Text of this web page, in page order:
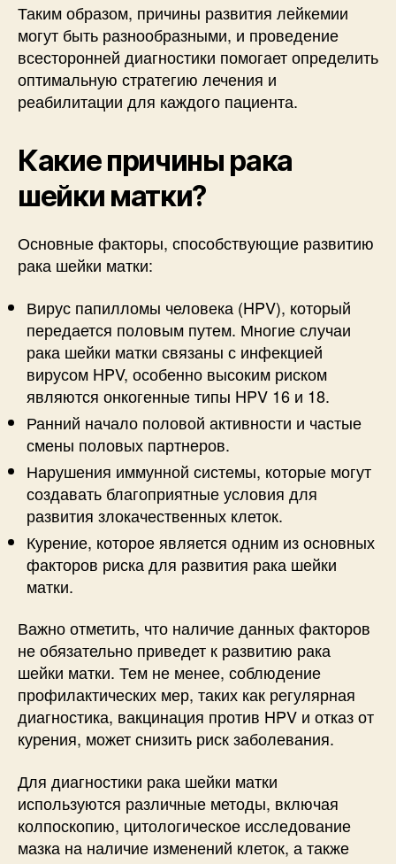
Таким образом, причины развития лейкемии
могут быть разнообразными, и проведение
всесторонней диагностики помогает определить
оптимальную стратегию лечения и
реабилитации для каждого пациента.
Какие причины рака
шейки матки?
Основные факторы, способствующие развитию
рака шейки матки:
Вирус папилломы человека (HPV), который
передается половым путем. Многие случаи
рака шейки матки связаны с инфекцией
вирусом HPV, особенно высоким риском
являются онкогенные типы HPV 16 и 18.
Ранний начало половой активности и частые
смены половых партнеров.
Нарушения иммунной системы, которые могут
создавать благоприятные условия для
развития злокачественных клеток.
Курение, которое является одним из основных
факторов риска для развития рака шейки
матки.
Важно отметить, что наличие данных факторов
не обязательно приведет к развитию рака
шейки матки. Тем не менее, соблюдение
профилактических мер, таких как регулярная
диагностика, вакцинация против HPV и отказ от
курения, может снизить риск заболевания.
Для диагностики рака шейки матки
используются различные методы, включая
колпоскопию, цитологическое исследование
мазка на наличие изменений клеток, а также